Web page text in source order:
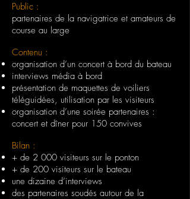
Public :
partenaires de la navigatrice et amateurs de
course au large
Contenu :
organisation d’un concert à bord du bateau
interviews média à bord
présentation de maquettes de voiliers
téléguidées, utilisation par les visiteurs
organisation d’une soirée partenaires :
concert et dîner pour 150 convives
Bilan :
+ de 2 000 visiteurs sur le ponton
+ de 200 visiteurs sur le bateau
une dizaine d’interviews
des partenaires soudés autour de la